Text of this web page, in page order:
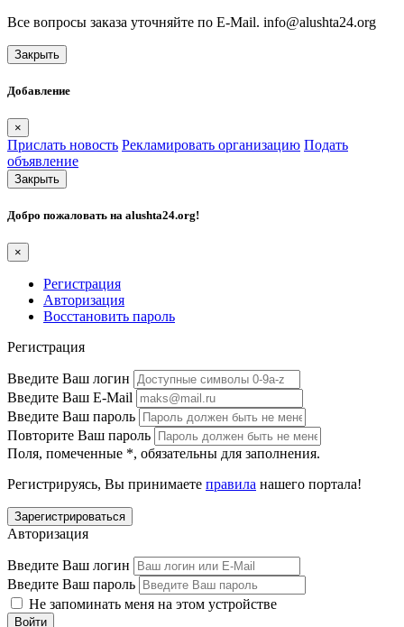
Все вопросы заказа уточняйте по E-Mail. info@alushta24.org
Закрыть
Добавление
×
Прислать новость Рекламировать организацию Подать
объявление
Закрыть
Добро пожаловать на alushta24.org!
×
Регистрация
Авторизация
Восстановить пароль
Регистрация
Введите Ваш логин
Введите Ваш E-Mail
Введите Ваш пароль
Повторите Ваш пароль
Поля, помеченные *, обязательны для заполнения.
Регистрируясь, Вы принимаете правила нашего портала!
Авторизация
Введите Ваш логин
Введите Ваш пароль
Не запоминать меня на этом устройстве